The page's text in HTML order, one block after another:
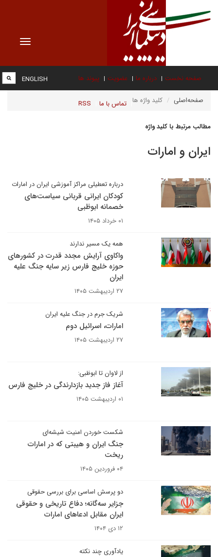
Toggle
صفحه نخست درباره ما عضویت پیوند ها
تماس با ما RSS
ENGLISH
صفحه‌اصلی کلید واژه ها
مطالب مرتبط با کلید واژه
ایران و امارات
درباره تعطیلی مراکز آموزشی ایران در امارات
کودکان ایرانی قربانی سیاست‌های
خصمانه ابوظبی
۰۱ خرداد ۱۴۰۵
همه یک مسیر ندارند
واکاوی آرایش مجدد قدرت در کشورهای
حوزه خلیج فارس زیر سایه جنگ علیه
ایران
۲۷ اردیبهشت ۱۴۰۵
شریک جرم در جنگ علیه ایران
امارات، اسرائیل دوم
۲۷ اردیبهشت ۱۴۰۵
از لاوان تا ابوظبی:
آغاز فاز جدید بازدارندگی در خلیج فارس
۰۱ اردیبهشت ۱۴۰۵
شکست خوردن امنیت شیشه‌ای
جنگ ایران و هیبتی که در امارات
ریخت
۰۴ فروردین ۱۴۰۵
دو پرسش اساسی برای بررسی حقوقی
جزایر سه‌گانه؛ دفاع تاریخی و حقوقی
ایران مقابل ادعاهای امارات
۱۲ دی ۱۴۰۴
یادآوری چند نکته